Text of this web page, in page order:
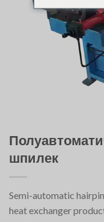
шпилек
Semi-automatic
heat exchanger